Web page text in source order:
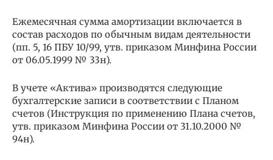
Ежемесячная сумма амортизации включается в
состав расходов по обычным видам деятельности
(пп. 5, 16 ПБУ 10/99, утв. приказом Минфина России
от 06.05.1999 № 33н).
В учете «Актива» производятся следующие
бухгалтерские записи в соответствии с Планом
счетов (Инструкция по применению Плана счетов,
утв. приказом Минфина России от 31.10.2000 №
94н).